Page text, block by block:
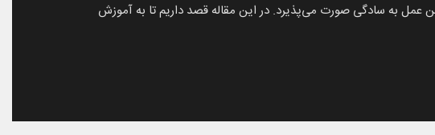
عمل به سادگی صورت می‌پذیرد. در این مقاله قصد داریم تا به آموزش